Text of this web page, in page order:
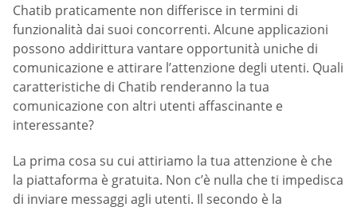
Chatib praticamente non differisce in termini di
funzionalità dai suoi concorrenti. Alcune applicazioni
possono addirittura vantare opportunità uniche di
comunicazione e attirare l’attenzione degli utenti. Quali
caratteristiche di Chatib renderanno la tua
comunicazione con altri utenti affascinante e
interessante?
La prima cosa su cui attiriamo la tua attenzione è che
la piattaforma è gratuita. Non c’è nulla che ti impedisca
di inviare messaggi agli utenti. Il secondo è la